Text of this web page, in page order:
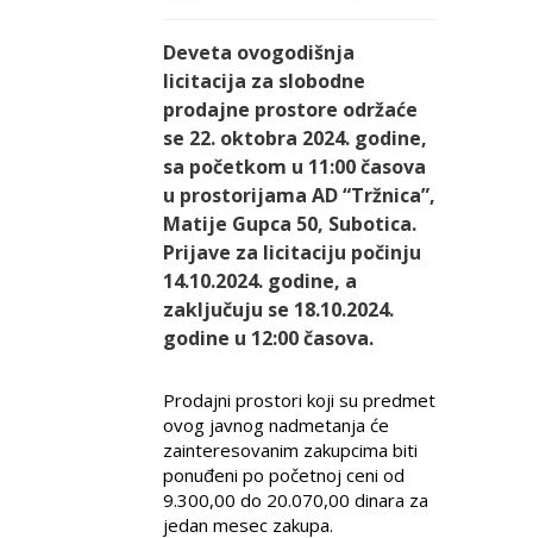
Deveta ovogodišnja
licitacija za slobodne
prodajne prostore održaće
se 22. oktobra 2024. godine,
sa početkom u 11:00 časova
u prostorijama AD “Tržnica”,
Matije Gupca 50, Subotica.
Prijave za licitaciju počinju
14.10.2024. godine, a
zaključuju se 18.10.2024.
godine u 12:00 časova.
Prodajni prostori koji su predmet
ovog javnog nadmetanja će
zainteresovanim zakupcima biti
ponuđeni po početnoj ceni od
9.300,00 do 20.070,00 dinara za
jedan mesec zakupa.